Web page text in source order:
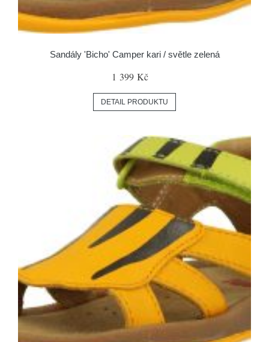
Sandály 'Bicho' Camper kari / světle zelená
1 399 Kč
DETAIL PRODUKTU